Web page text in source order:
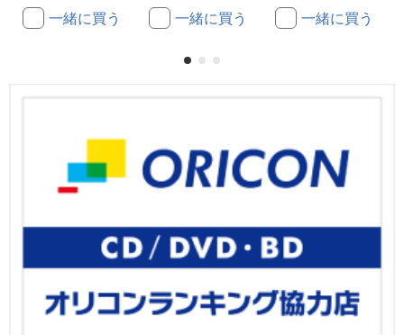
一緒に買う 一緒に買う 一緒に買う